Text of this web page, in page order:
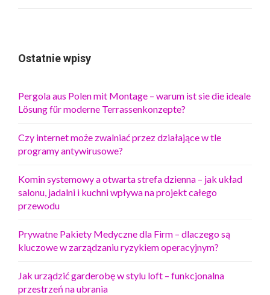
Ostatnie wpisy
Pergola aus Polen mit Montage – warum ist sie die ideale
Lösung für moderne Terrassenkonzepte?
Czy internet może zwalniać przez działające w tle
programy antywirusowe?
Komin systemowy a otwarta strefa dzienna – jak układ
salonu, jadalni i kuchni wpływa na projekt całego
przewodu
Prywatne Pakiety Medyczne dla Firm – dlaczego są
kluczowe w zarządzaniu ryzykiem operacyjnym?
Jak urządzić garderobę w stylu loft – funkcjonalna
przestrzeń na ubrania